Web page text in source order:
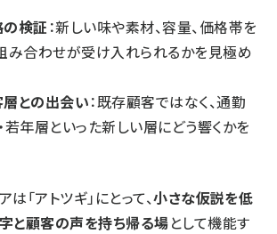
検証 ：新しい味や素材、容量、価格帯を
み合わせが受け入れられるかを見極め
との出会い：既存顧客ではなく、通勤
若年層といった新しい層にどう響くかを
は「アトツギ」にとって、小さな仮説を低
と顧客の声を持ち帰る場として機能す